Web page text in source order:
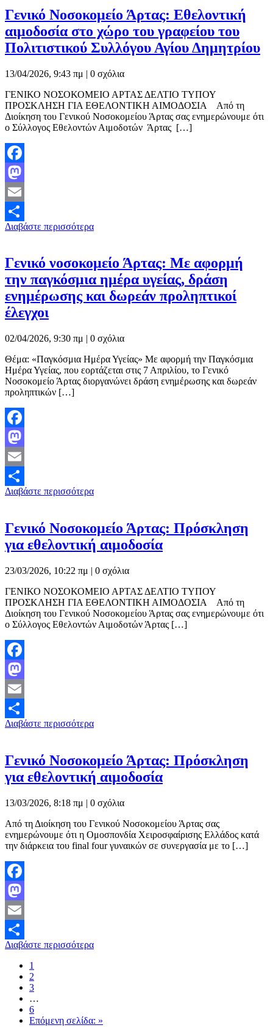
Γενικό Νοσοκομείο Άρτας: Εθελοντική
αιμοδοσία στο χώρο του γραφείου του
Πολιτιστικού Συλλόγου Αγίου Δημητρίου
13/04/2026, 9:43 πμ | 0 σχόλια
ΓΕΝΙΚΟ ΝΟΣΟΚΟΜΕΙΟ ΑΡΤΑΣ ΔΕΛΤΙΟ ΤΥΠΟΥ
ΠΡΟΣΚΛΗΣΗ ΓΙΑ ΕΘΕΛΟΝΤΙΚΗ ΑΙΜΟΔΟΣΙΑ Από τη
Διοίκηση του Γενικού Νοσοκομείου Άρτας σας ενημερώνουμε ότι
ο Σύλλογος Εθελοντών Αιμοδοτών Άρτας […]
Facebook
Mastodon
Email
Μοιραστείτε
Διαβάστε περισσότερα
Γενικό νοσοκομείο Άρτας: Με αφορμή
την παγκόσμια ημέρα υγείας, δράση
ενημέρωσης και δωρεάν προληπτικοί
έλεγχοι
02/04/2026, 9:30 πμ | 0 σχόλια
Θέμα: «Παγκόσμια Ημέρα Υγείας» Με αφορμή την Παγκόσμια
Ημέρα Υγείας, που εορτάζεται στις 7 Απριλίου, το Γενικό
Νοσοκομείο Άρτας διοργανώνει δράση ενημέρωσης και δωρεάν
προληπτικών […]
Facebook
Mastodon
Email
Μοιραστείτε
Διαβάστε περισσότερα
Γενικό Νοσοκομείο Άρτας: Πρόσκληση
για εθελοντική αιμοδοσία
23/03/2026, 10:22 πμ | 0 σχόλια
ΓΕΝΙΚΟ ΝΟΣΟΚΟΜΕΙΟ ΑΡΤΑΣ ΔΕΛΤΙΟ ΤΥΠΟΥ
ΠΡΟΣΚΛΗΣΗ ΓΙΑ ΕΘΕΛΟΝΤΙΚΗ ΑΙΜΟΔΟΣΙΑ Από τη
Διοίκηση του Γενικού Νοσοκομείου Άρτας σας ενημερώνουμε ότι
ο Σύλλογος Εθελοντών Αιμοδοτών Άρτας […]
Facebook
Mastodon
Email
Μοιραστείτε
Διαβάστε περισσότερα
Γενικό Νοσοκομείο Άρτας: Πρόσκληση
για εθελοντική αιμοδοσία
13/03/2026, 8:18 πμ | 0 σχόλια
Από τη Διοίκηση του Γενικού Νοσοκομείου Άρτας σας
ενημερώνουμε ότι η Ομοσπονδία Χειροσφαίρισης Ελλάδος κατά
την διάρκεια του final four γυναικών σε συνεργασία με το […]
Facebook
Mastodon
Email
Μοιραστείτε
Διαβάστε περισσότερα
1
2
3
…
6
Επόμενη σελίδα: »